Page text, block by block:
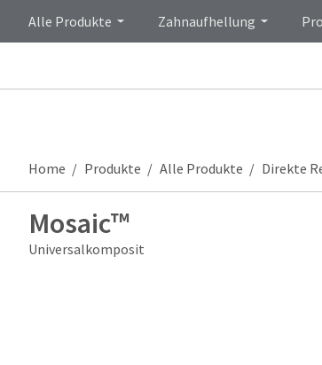
Alle Produkte Zahnaufhellung
Home Produkte Alle Produkte Direkte
Mosaic™
Universalkomposit